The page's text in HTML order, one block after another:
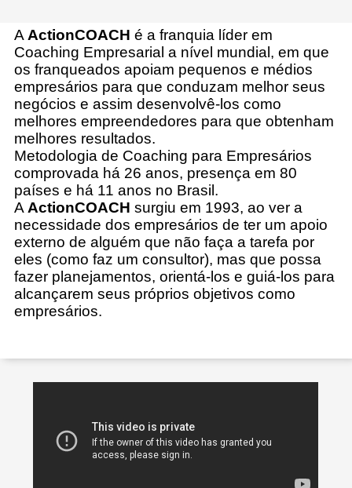
A ActionCOACH é a franquia líder em
Coaching Empresarial a nível mundial, em que
os franqueados apoiam pequenos e médios
empresários para que conduzam melhor seus
negócios e assim desenvolvê-los como
melhores empreendedores para que obtenham
melhores resultados.
Metodologia de Coaching para Empresários
comprovada há 26 anos, presença em 80
países e há 11 anos no Brasil.
A ActionCOACH surgiu em 1993, ao ver a
necessidade dos empresários de ter um apoio
externo de alguém que não faça a tarefa por
eles (como faz um consultor), mas que possa
fazer planejamentos, orientá-los e guiá-los para
alcançarem seus próprios objetivos como
empresários.